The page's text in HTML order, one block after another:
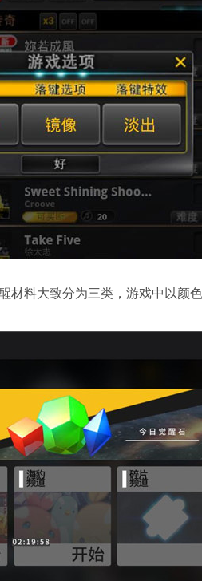
材料大致分为三类，游戏中以颜